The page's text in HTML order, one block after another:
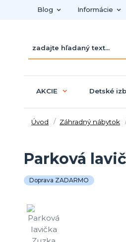
Blog Informácie
AKCIE Detské
Úvod Záhradný nábytok
Parková
Doprava ZADARMO